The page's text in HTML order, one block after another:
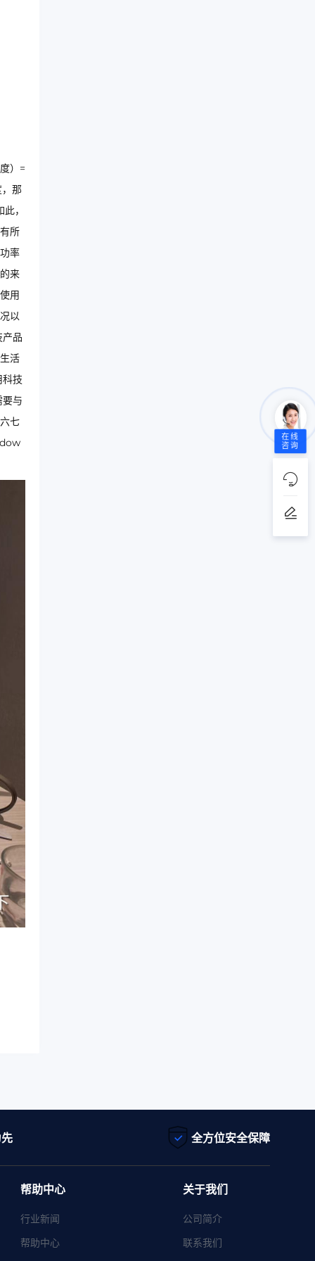
）=
那
，
所
率
来
用
以
品
活
技
与
七
全方位安全保障
帮助中心
行业新闻
帮助中心
关于我们
公司简介
联系我们
在线
咨询